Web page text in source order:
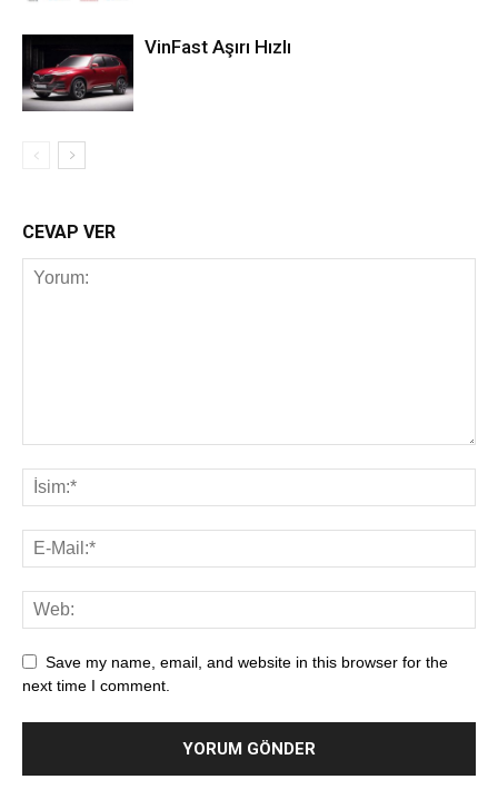
VinFast Aşırı Hızlı
CEVAP VER
Save my name, email, and website in this browser for the
next time I comment.